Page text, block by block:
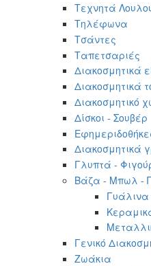
Τεχνητά
Τηλέφωνα
Τσάντες
Ταπετσαριές
Διακοσμητικά
Διακοσμητικά
Διακοσμητικό
Δίσκοι - Σουβέρ
Διακοσμητικά
Γλυπτά -
Βάζα - Μπωλ -
Γενικό
Ζωάκια